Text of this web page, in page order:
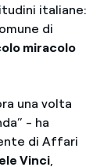
italiane:
di
miracolo
una volta
- ha
di Affari
Vinci,